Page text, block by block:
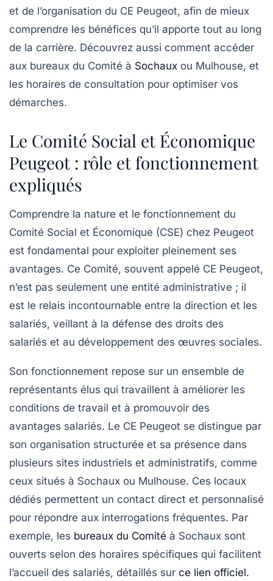
et de l’organisation du CE Peugeot, afin de mieux
comprendre les bénéfices qu’il apporte tout au long
de la carrière. Découvrez aussi comment accéder
aux bureaux du Comité à Sochaux ou Mulhouse, et
les horaires de consultation pour optimiser vos
démarches.
Le Comité Social et Économique
Peugeot : rôle et fonctionnement
expliqués
Comprendre la nature et le fonctionnement du
Comité Social et Économique (CSE) chez Peugeot
est fondamental pour exploiter pleinement ses
avantages. Ce Comité, souvent appelé CE Peugeot,
n’est pas seulement une entité administrative ; il
est le relais incontournable entre la direction et les
salariés, veillant à la défense des droits des
salariés et au développement des œuvres sociales.
Son fonctionnement repose sur un ensemble de
représentants élus qui travaillent à améliorer les
conditions de travail et à promouvoir des
avantages salariés. Le CE Peugeot se distingue par
son organisation structurée et sa présence dans
plusieurs sites industriels et administratifs, comme
ceux situés à Sochaux ou Mulhouse. Ces locaux
dédiés permettent un contact direct et personnalisé
pour répondre aux interrogations fréquentes. Par
exemple, les bureaux du Comité à Sochaux sont
ouverts selon des horaires spécifiques qui facilitent
l’accueil des salariés, détaillés sur ce lien officiel.